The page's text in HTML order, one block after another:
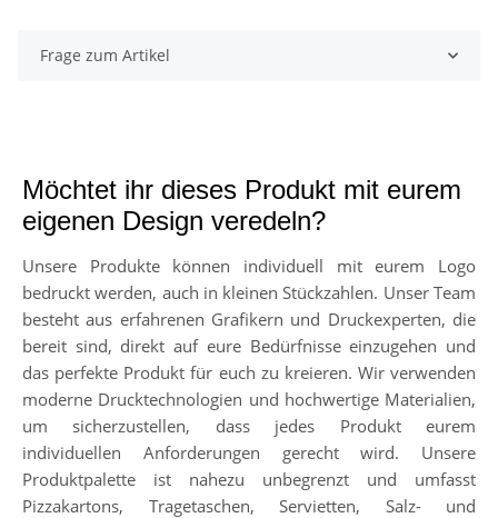
Frage zum Artikel
Möchtet ihr dieses Produkt mit eurem
eigenen Design veredeln?
Unsere Produkte können individuell mit eurem Logo
bedruckt werden, auch in kleinen Stückzahlen. Unser Team
besteht aus erfahrenen Grafikern und Druckexperten, die
bereit sind, direkt auf eure Bedürfnisse einzugehen und
das perfekte Produkt für euch zu kreieren. Wir verwenden
moderne Drucktechnologien und hochwertige Materialien,
um sicherzustellen, dass jedes Produkt eurem
individuellen Anforderungen gerecht wird. Unsere
Produktpalette ist nahezu unbegrenzt und umfasst
Pizzakartons, Tragetaschen, Servietten, Salz- und